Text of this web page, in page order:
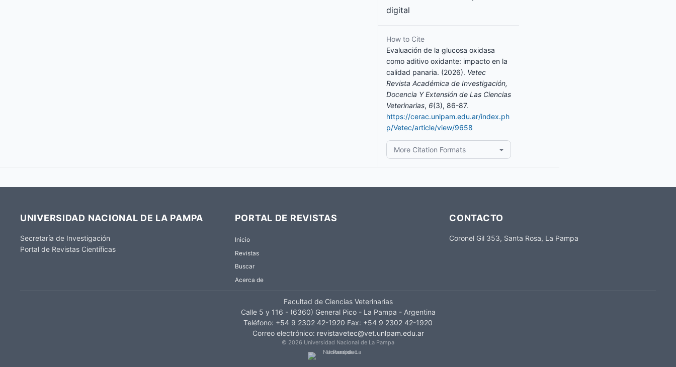
digital
How to Cite
Evaluación de la glucosa oxidasa
como aditivo oxidante: impacto en la
calidad panaria. (2026). Vetec
Revista Académica de Investigación,
Docencia Y Extensión de Las Ciencias
Veterinarias, 6(3), 86-87.
https://cerac.unlpam.edu.ar/index.ph
p/Vetec/article/view/9658
More Citation Formats
UNIVERSIDAD NACIONAL DE LA PAMPA
Secretaría de Investigación
Portal de Revistas Científicas
PORTAL DE REVISTAS
Inicio
Revistas
Buscar
Acerca de
CONTACTO
Coronel Gil 353, Santa Rosa, La Pampa
Facultad de Ciencias Veterinarias
Calle 5 y 116 - (6360) General Pico - La Pampa - Argentina
Teléfono: +54 9 2302 42-1920 Fax: +54 9 2302 42-1920
Correo electrónico: revistavetec@vet.unlpam.edu.ar
© 2026 Universidad Nacional de La Pampa